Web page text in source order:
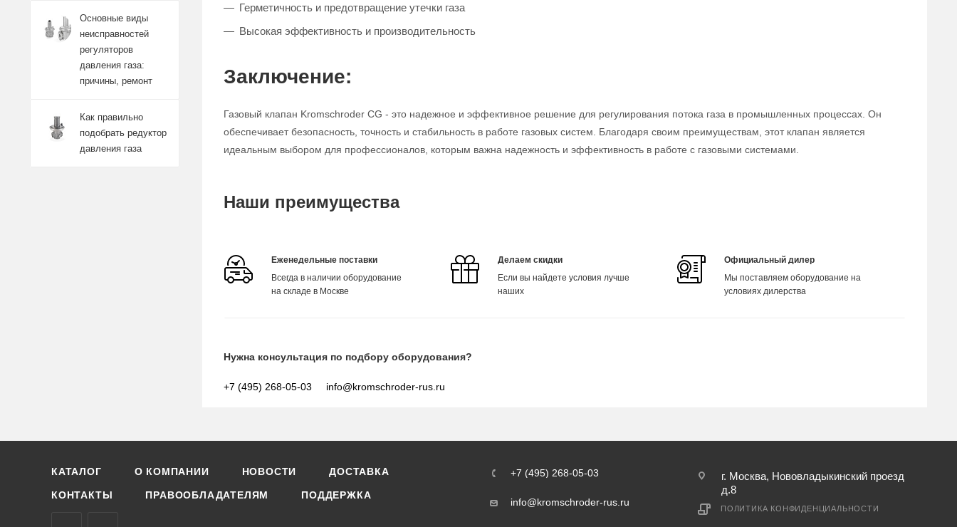
Герметичность и предотвращение утечки газа
Высокая эффективность и производительность
Заключение:
Газовый клапан Kromschroder CG - это надежное и эффективное решение для регулирования потока газа в промышленных процессах. Он
обеспечивает безопасность, точность и стабильность в работе газовых систем. Благодаря своим преимуществам, этот клапан является
идеальным выбором для профессионалов, которым важна надежность и эффективность в работе с газовыми системами.
Наши преимущества
Еженедельные поставки
Всегда в наличии оборудование
на складе в Москве
Делаем скидки
Если вы найдете условия лучше
наших
Официальный дилер
Мы поставляем оборудование на
условиях дилерства
Нужна консультация по подбору оборудования?
+7 (495) 268-05-03 info@kromschroder-rus.ru
Основные виды
неисправностей
регуляторов
давления газа:
причины, ремонт
Как правильно
подобрать редуктор
давления газа
КАТАЛОГ О КОМПАНИИ НОВОСТИ ДОСТАВКА
КОНТАКТЫ ПРАВООБЛАДАТЕЛЯМ ПОДДЕРЖКА
+7 (495) 268-05-03
info@kromschroder-rus.ru
г. Москва, Нововладыкинский проезд
д.8
ПОЛИТИКА КОНФИДЕНЦИАЛЬНОСТИ